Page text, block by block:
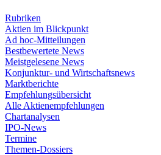
Rubriken
Aktien im Blickpunkt
Ad hoc-Mitteilungen
Bestbewertete News
Meistgelesene News
Konjunktur- und Wirtschaftsnews
Marktberichte
Empfehlungsübersicht
Alle Aktienempfehlungen
Chartanalysen
IPO-News
Termine
Themen-Dossiers